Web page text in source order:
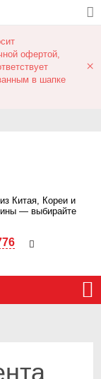
офертой,
в шапке
×
Китая, Кореи и
— выбирайте